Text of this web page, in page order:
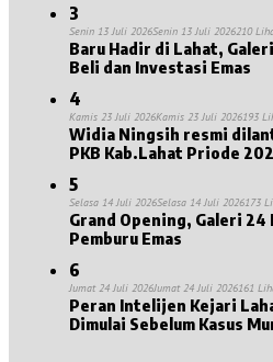
3
Senin 13 Juli 2026Senin 13 Juli 2026210
Baru Hadir di Lahat,
Beli dan Investasi Emas
4
Kamis 23 Juli 2026Kamis 23 Juli 2026193
Widia Ningsih resmi
PKB Kab.Lahat Priode
5
Selasa 14 Juli 2026Selasa 14 Juli 2026173
Grand Opening, Galeri
Pemburu Emas
6
Jumat 24 Juli 2026Jumat 24 Juli 2026161
Peran Intelijen Kejari
Dimulai Sebelum Kasus